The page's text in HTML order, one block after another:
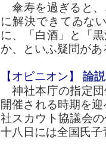
傘寿を過ぎると、
に解決できてゐな
に、「白酒」と「
か、といふ疑問が
【オピニオン】 論説
神社本庁の指定団
開催される時期を
社スカウト協議会
十八日には全国氏